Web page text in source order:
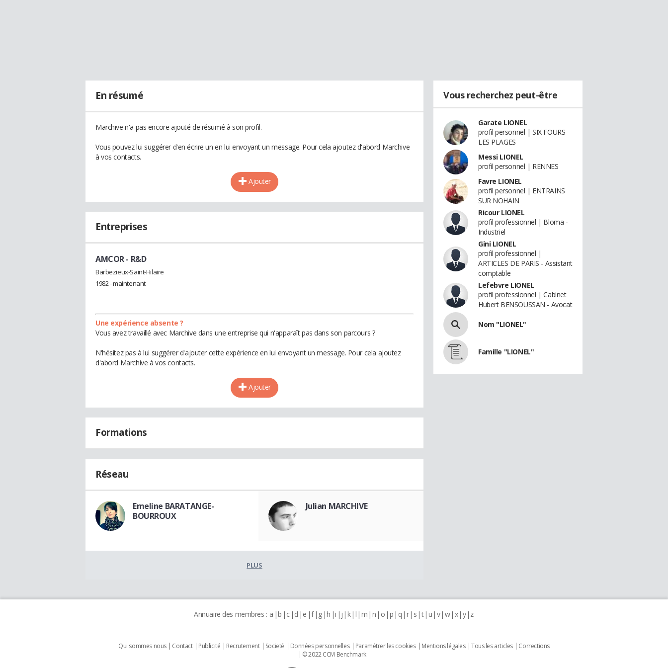
En résumé
Marchive n'a pas encore ajouté de résumé à son profil.
Vous pouvez lui suggérer d'en écrire un en lui envoyant un message. Pour cela ajoutez d'abord Marchive
à vos contacts.
Ajouter
Entreprises
AMCOR- R&D
Barbezieux-Saint-Hilaire
1982 - maintenant
Une expérience absente ?
Vous avez travaillé avec Marchive dans une entreprise qui n'apparaît pas dans son parcours ?
N'hésitez pas à lui suggérer d'ajouter cette expérience en lui envoyant un message. Pour cela ajoutez
d'abord Marchive à vos contacts.
Ajouter
Formations
Réseau
Emeline BARATANGE-
BOURROUX
Julian MARCHIVE
PLUS
Vous recherchez peut-être
Garate LIONEL
profil personnel | SIX FOURS
LES PLAGES
Messi LIONEL
profil personnel | RENNES
Favre LIONEL
profil personnel | ENTRAINS
SUR NOHAIN
Ricour LIONEL
profil professionnel | Bloma -
Industriel
Gini LIONEL
profil professionnel |
ARTICLES DE PARIS - Assistant
comptable
Lefebvre LIONEL
profil professionnel | Cabinet
Hubert BENSOUSSAN - Avocat
Nom "LIONEL"
Famille "LIONEL"
Annuaire des membres : a b c d e f g h i j k l m n o p q r s t u v w x y z
Qui sommes nous Contact Publicité Recrutement Societé Données personnelles Paramétrer les cookies Mentions légales Tous les articles
Corrections
© 2022 CCM Benchmark